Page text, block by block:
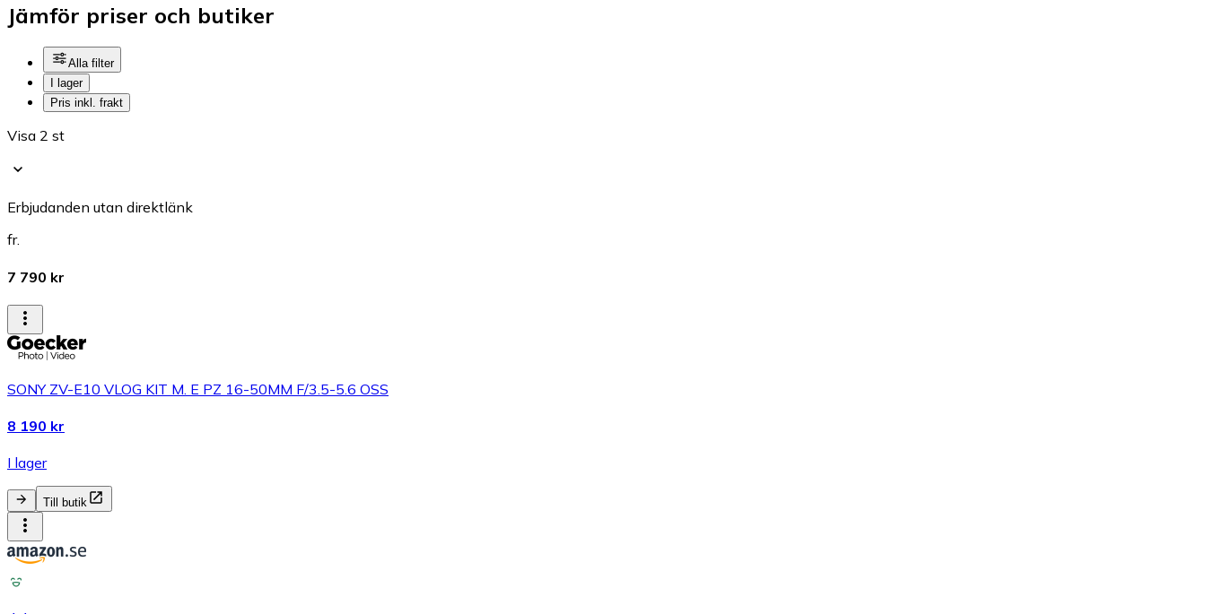
Jämför priser och butiker
Alla filter
I lager
Pris inkl. frakt
Visa 2 st
Erbjudanden utan direktlänk
fr.
7 790 kr
SONY ZV-E10 VLOG KIT M. E PZ 16-50MM F/3.5-5.6 OSS
8 190 kr
I lager
Till butik